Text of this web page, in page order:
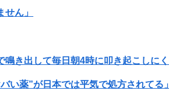
ん」
い薬”が日本では平気で処方されてる」